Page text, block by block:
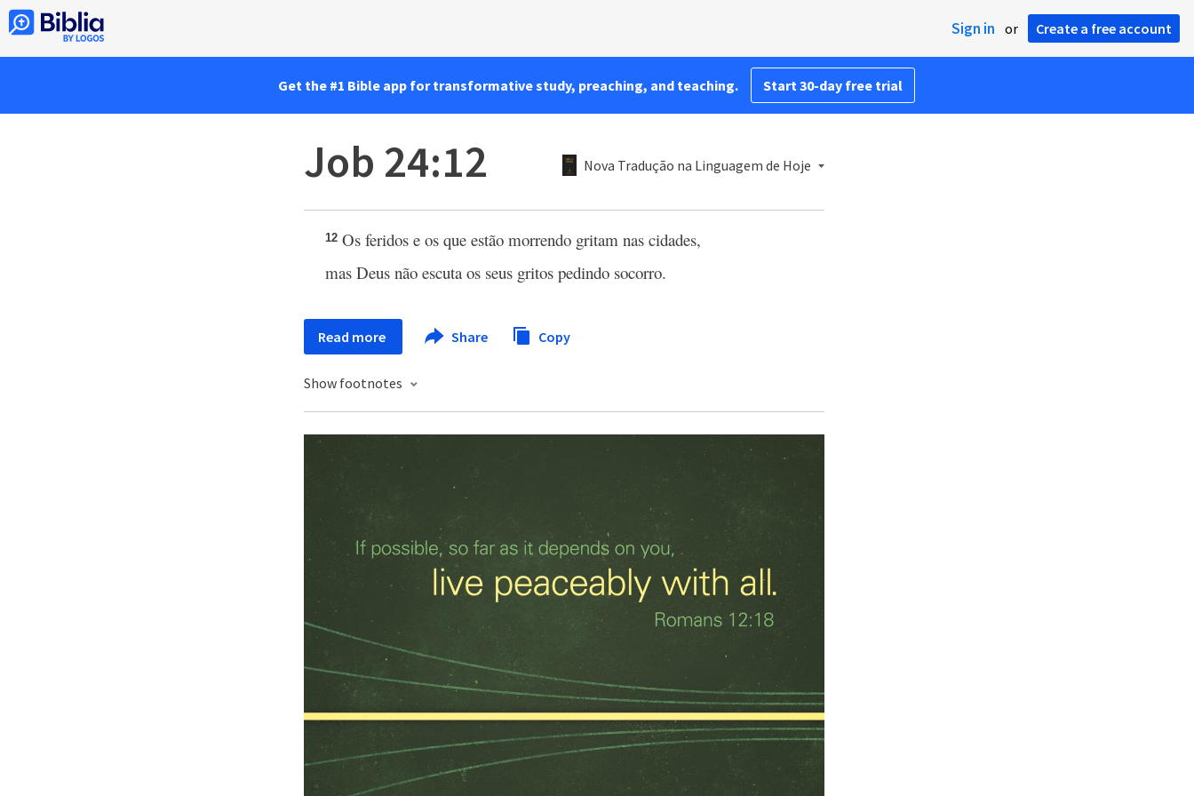
Sign in or Create a free account
Get the #1 Bible app for transformative study, preaching, and teaching. Start 30-day free trial
Job 24:12 Nova Tradução na Linguagem de Hoje
12Os feridos e os que estão morrendo gritam nas cidades,
mas Deus não escuta os seus gritos pedindo socorro.
Read more Share Copy
Show footnotes